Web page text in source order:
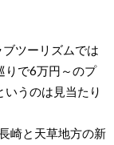
ツーリズムでは
りで6万円～のプ
うのは見当たり
崎と天草地方の新